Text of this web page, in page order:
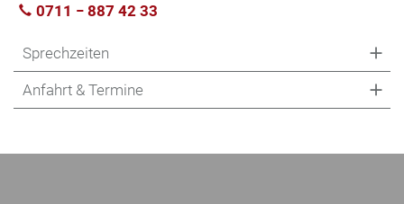
0711 − 887 42 33
Sprechzeiten
Anfahrt & Termine